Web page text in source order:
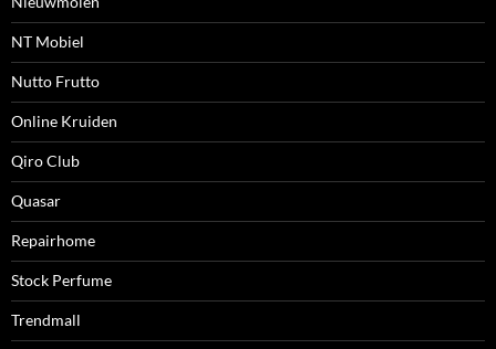
NT Mobiel
Nutto Frutto
Online Kruiden
Qiro Club
Quasar
Repairhome
Stock Perfume
Trendmall